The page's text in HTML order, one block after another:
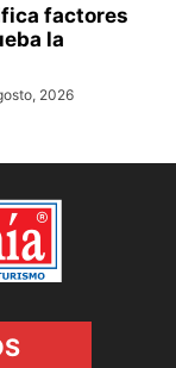
factores
la
2026